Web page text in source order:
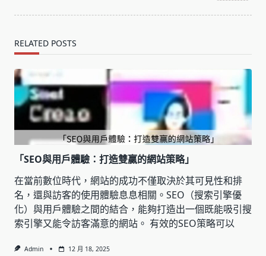
RELATED POSTS
「SEO與用戶體驗：打造雙贏的網站策略」
在當前數位時代，網站的成功不僅取決於其可見性和排
名，還與訪客的使用體驗息息相關。SEO（搜索引擎優
化）與用戶體驗之間的結合，能夠打造出一個既能吸引搜
索引擎又能令訪客滿意的網站。 有效的SEO策略可以
Admin 12 月 18, 2025